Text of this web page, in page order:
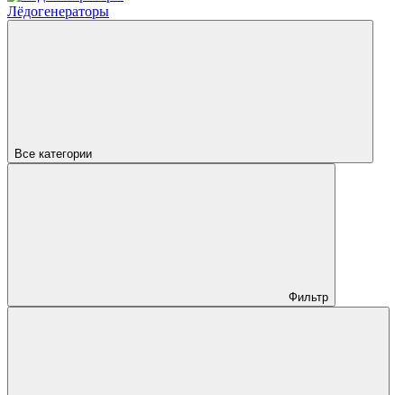
Лёдогенераторы
Все категории
Фильтр